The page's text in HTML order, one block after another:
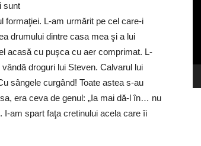
sunt
formaţiei. L-am urmărit pe cel care-i
drumului dintre casa mea şi a lui
acasă cu puşca cu aer comprimat. L-
droguri lui Steven. Calvarul lui
sângele curgând! Toate astea s-au
era ceva de genul: „Ia mai dă-l în… nu
I-am spart faţa cretinului acela care îi